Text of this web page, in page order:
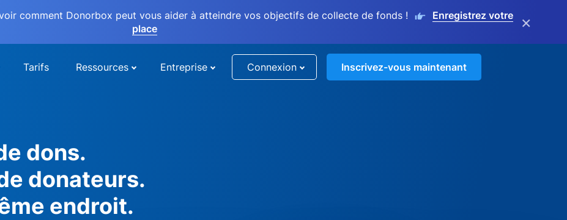
comment Donorbox peut vous aider à atteindre vos objectifs de collecte de fonds !
Enregistrez votre
place
×
Tarifs Ressources Entreprise Connexion Inscrivez-vous maintenant
dons.
donateurs.
endroit.